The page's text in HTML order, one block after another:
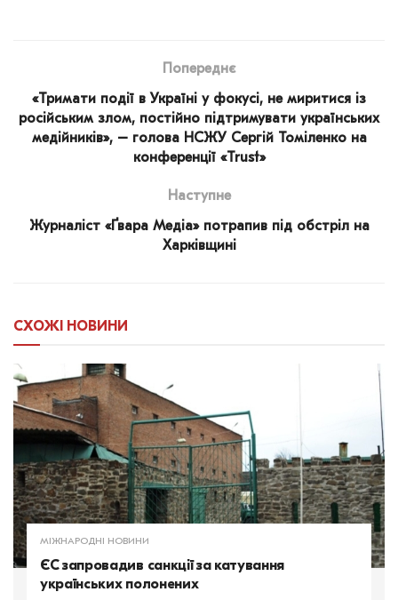
Попереднє
«Тримати події в Україні у фокусі, не миритися із
російським злом, постійно підтримувати українських
медійників», – голова НСЖУ Сергій Томіленко на
конференції «Trust»
Наступне
Журналіст «Ґвара Медіа» потрапив під обстріл на
Харківщині
СХОЖІ НОВИНИ
МІЖНАРОДНІ НОВИНИ
ЄС запровадив санкції за катування
українських полонених